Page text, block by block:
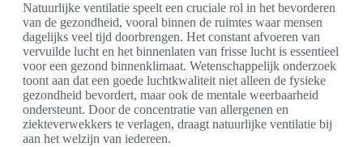
Natuurlijke ventilatie speelt een cruciale rol in het bevorderen
van de gezondheid, vooral binnen de ruimtes waar mensen
dagelijks veel tijd doorbrengen. Het constant afvoeren van
vervuilde lucht en het binnenlaten van frisse lucht is essentieel
voor een gezond binnenklimaat. Wetenschappelijk onderzoek
toont aan dat een goede luchtkwaliteit niet alleen de fysieke
gezondheid bevordert, maar ook de mentale weerbaarheid
ondersteunt. Door de concentratie van allergenen en
ziekteverwekkers te verlagen, draagt natuurlijke ventilatie bij
aan het welzijn van iedereen.